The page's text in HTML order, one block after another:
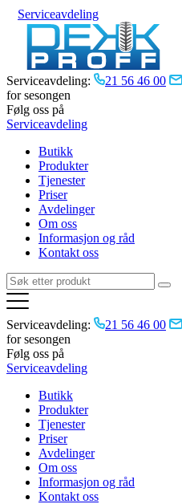
Serviceavdeling
Serviceavdeling: 21 56 46 00
for sesongen
Følg oss på
Serviceavdeling
Butikk
Produkter
Tjenester
Priser
Avdelinger
Om oss
Informasjon og råd
Kontakt oss
Serviceavdeling: 21 56 46 00
for sesongen
Følg oss på
Serviceavdeling
Butikk
Produkter
Tjenester
Priser
Avdelinger
Om oss
Informasjon og råd
Kontakt oss